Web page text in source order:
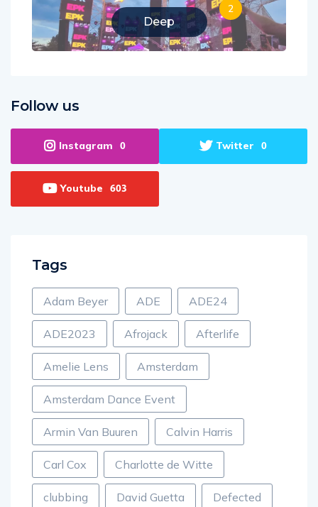
Deep
2
Follow us
Instagram 0 Twitter 0
Youtube 603
Tags
Adam Beyer ADE ADE24
ADE2023 Afrojack Afterlife
Amelie Lens Amsterdam
Amsterdam Dance Event
Armin Van Buuren Calvin Harris
Carl Cox Charlotte de Witte
clubbing David Guetta Defected